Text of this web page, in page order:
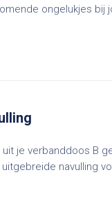
ongelukjes bij
je verbanddoos B
navulling